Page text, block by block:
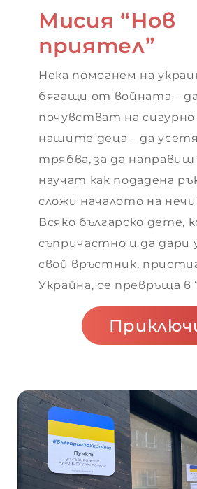
Мисия “Нов
приятел”
Нека помогнем на
бягащи от войната –
почувстват на
нашите деца – да
трябва, за да направиш
научат как подадена
сложи началото на
Всяко българско дете,
съпричастно и да дари
свой връстник,
Украйна, се превръща в